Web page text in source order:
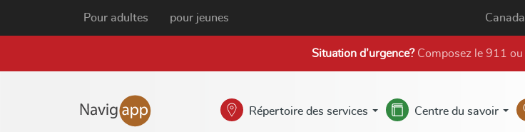
Pour adultes
pour jeunes Canada
Situation d’urgence?Composez le 911 ou
Répertoire des services Centre du savoir